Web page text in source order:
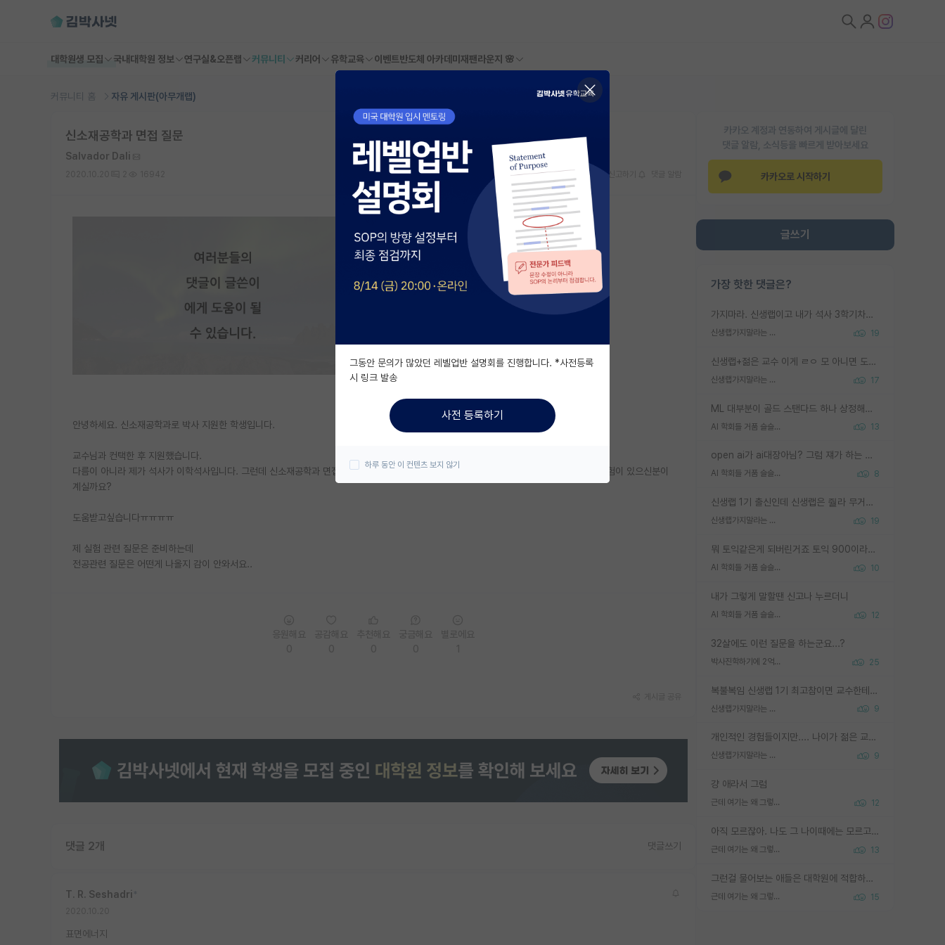
대학원생 모집 국내대학원 정보 연구실&오픈랩 커뮤니티 커리어 유학교육 이벤트반도체 아카데미 재팬라운지 🌸
커뮤니티 홈 자유 게시판(아무개랩)
카카오 계정과 연동하여 게시글에 달린
댓글 알람, 소식등을 빠르게 받아보세요
카카오로 시작하기
글쓰기
가장 핫한 댓글은?
가지마라. 신생랩이고 내가 석사 3학기차인데 최고참인데 나도 아무것도 모르는데 교수가 후배들 왜 논문 교육 안시키냐. 논문 왜 안 써오냐 닦달한다
신생랩가지말라는 이유가 있었구나 19
신생랩+젊은 교수 이게 ㄹㅇ 모 아니면 도인듯.
신생랩가지말라는 이유가 있었구나 17
ML 대부분이 골드 스탠다드 하나 상정해놓고 (벤치마크 데이터셋이 여러 개면 여러 개 상정) 그거 얼마나 잘 맞추나 싸움임 가끔 번뜩이는 설계 철학을 보여주는 논문들도 있지만 대부분 그거 성적 얼마나 더 올리느라에 혈안이 되어 있는 측면이 잇음
AI 학회들 거품 슬슬 지적이 나오네요 13
open ai가 ai대장아님? 그럼 쟤가 하는 말이 다 맞겠네
AI 학회들 거품 슬슬 지적이 나오네요 8
신생랩 1기 출신인데 신생랩은 줠라 무거운 바벨 같은거임. 들면 대박인데 못들면 깔려 죽음. 아무도 알려주지 않는 환경에서 자생해야하지만, 일단 살아남았다면 그 어떤 사람보다 악착같고 생존력 높은 사람으로 거듭날 수 있음
신생랩가지말라는 이유가 있었구나 19
뭐 토익같은게 되버린거죠 토익 900이라고 영어잘하는건 아닙니다만 잘하는사람은 다 900을 넘는 그런
AI 학회들 거품 슬슬 지적이 나오네요 10
내가 그렇게 말할땐 신고나 누르더니
AI 학회들 거품 슬슬 지적이 나오네요 12
32살에도 이런 질문을 하는군요...?
박사진학하기에 2억은 괜찮은 (?) 정도의 경제력인가요 25
복불복임 신생랩 1기 최고참이면 교수한테 직접 지도받는 시간이 매우 많음 제대로 된 교수라면 말이지 그게 아니라면 그냥 넌 해방 불가능한 노예 1호에 감점쓰레기통이 되는거고
신생랩가지말라는 이유가 있었구나 9
개인적인 경험들이지만.... 나이가 젊은 교수일수록 꼰대라는 가면을 쓴 채로 무례함을 행동하는 경우가 거의 90% 정도였음. 나이가 어린데 다른 또래들과 달리 명예, 권력, 재력까지 얻었으니 세상 다 가진 기분이겠지. 오히러 나이 든 교수들이 행동과 말을 더 조심하시더라.
신생랩가지말라는 이유가 있었구나 9
걍 애라서 그럼
근데 여기는 왜 그렇게 SPK를 물어보는거임? 12
아직 모르잖아. 나도 그 나이때에는 모르고 평가 받고 안심하고 싶었어.
근데 여기는 왜 그렇게 SPK를 물어보는거임? 13
그런걸 물어보는 애들은 대학원에 적합하지 않다
근데 여기는 왜 그렇게 SPK를 물어보는거임? 15
신소재공학과 면접 질문
Salvador Dali
스크랩 신고하기
안녕하세요. 신소재공학과로 박사 지원한 학생입니다.
교수님과 컨택한 후 지원했습니다.
다름이 아니라 제가 석사가 이학석사입니다. 그런데 신소재공학과 면접을 미리 준비하려고하는데 전공질문이 어떤게 나올지 혹시 예상이나 경험이 있으신분이
계실까요?
도움받고싶습니다ㅠㅠㅠㅠ
제 실험 관련 질문은 준비하는데
전공관련 질문은 어떤게 나올지 감이 안와서요..
댓글 2개 댓글쓰기
T. R. Seshadri
표면에너지
그동안 문의가 많았던 레벨업반 설명회를 진행합니다. *사전등록
시 링크 발송
사전 등록하기
하루 동안 이 컨텐츠 보지 않기